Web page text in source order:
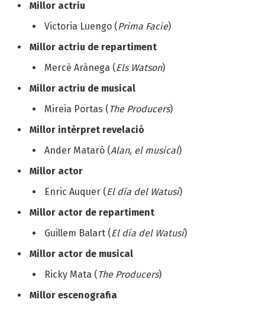
Millor actriu
Victoria Luengo (Prima Facie)
Millor actriu de repartiment
Mercè Arànega (Els Watson)
Millor actriu de musical
Mireia Portas (The Producers)
Millor intèrpret revelació
Ander Mataró (Alan, el musical)
Millor actor
Enric Auquer (El día del Watusi)
Millor actor de repartiment
Guillem Balart (El día del Watusi)
Millor actor de musical
Ricky Mata (The Producers)
Millor escenografia